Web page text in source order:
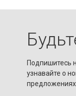
Подпишитесь
узнавайте о